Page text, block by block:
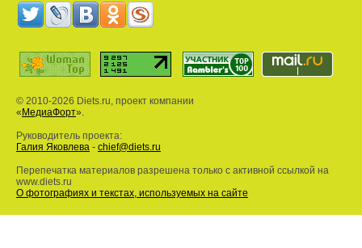
© 2010-2026 Diets.ru, проект компании
« МедиаФорт».
Руководитель проекта:
Галия Яковлева - chief@diets.ru
Перепечатка материалов разрешена только с активной ссылкой на
www.diets.ru
О фотографиях и текстах, используемых на сайте